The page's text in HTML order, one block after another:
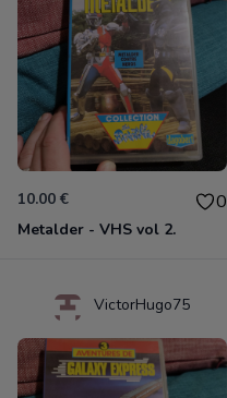
10.00 € 0
Metalder - VHS vol 2.
VictorHugo75